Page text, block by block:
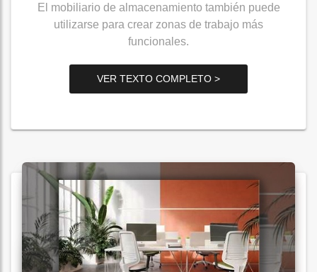
El mobiliario de almacenamiento también puede
utilizarse para crear zonas de trabajo más
funcionales.
VER TEXTO COMPLETO >